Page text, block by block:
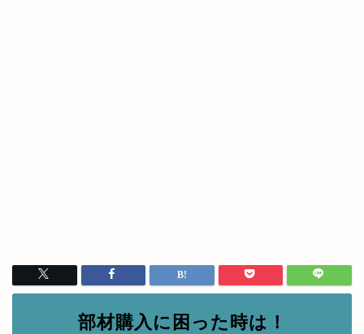
部材購入に困った時は！